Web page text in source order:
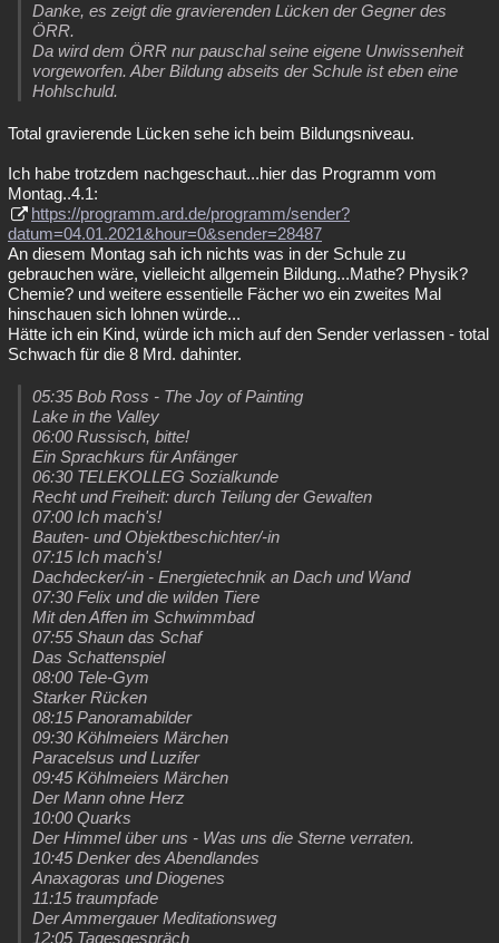
Danke, es zeigt die gravierenden Lücken der Gegner des
ÖRR.
Da wird dem ÖRR nur pauschal seine eigene Unwissenheit
vorgeworfen. Aber Bildung abseits der Schule ist eben eine
Hohlschuld.
Total gravierende Lücken sehe ich beim Bildungsniveau.
Ich habe trotzdem nachgeschaut...hier das Programm vom
Montag..4.1:
https://programm.ard.de/programm/sender?
datum=04.01.2021&hour=0&sender=28487
An diesem Montag sah ich nichts was in der Schule zu
gebrauchen wäre, vielleicht allgemein Bildung...Mathe? Physik?
Chemie? und weitere essentielle Fächer wo ein zweites Mal
hinschauen sich lohnen würde...
Hätte ich ein Kind, würde ich mich auf den Sender verlassen - total
Schwach für die 8 Mrd. dahinter.
05:35 Bob Ross - The Joy of Painting
Lake in the Valley
06:00 Russisch, bitte!
Ein Sprachkurs für Anfänger
06:30 TELEKOLLEG Sozialkunde
Recht und Freiheit: durch Teilung der Gewalten
07:00 Ich mach's!
Bauten- und Objektbeschichter/-in
07:15 Ich mach's!
Dachdecker/-in - Energietechnik an Dach und Wand
07:30 Felix und die wilden Tiere
Mit den Affen im Schwimmbad
07:55 Shaun das Schaf
Das Schattenspiel
08:00 Tele-Gym
Starker Rücken
08:15 Panoramabilder
09:30 Köhlmeiers Märchen
Paracelsus und Luzifer
09:45 Köhlmeiers Märchen
Der Mann ohne Herz
10:00 Quarks
Der Himmel über uns - Was uns die Sterne verraten.
10:45 Denker des Abendlandes
Anaxagoras und Diogenes
11:15 traumpfade
Der Ammergauer Meditationsweg
12:05 Tagesgespräch